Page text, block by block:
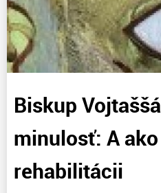
Zoznam blogov
Komerčné blogy
jeho rehabilitácii
Biskup
minulosť: A
rehabilitácii